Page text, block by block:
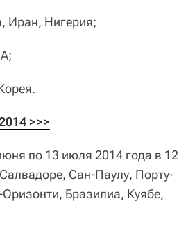
Иран, Нигерия;
>>>
по 13 июля 2014 года в 12
Сан-Паулу, Порту-
Бразилиа, Куябе,